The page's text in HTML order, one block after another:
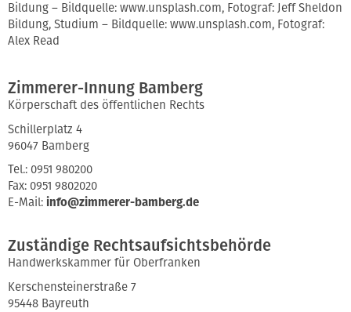
Bildung – Bildquelle: www.unsplash.com, Fotograf: Jeff Sheldon
Bildung, Studium – Bildquelle: www.unsplash.com, Fotograf:
Alex Read
Zimmerer-Innung Bamberg
Körperschaft des öffentlichen Rechts
Schillerplatz 4
96047 Bamberg
Tel.: 0951 980200
Fax: 0951 9802020
E-Mail: info@zimmerer-bamberg.de
Zuständige Rechtsaufsichtsbehörde
Handwerkskammer für Oberfranken
Kerschensteinerstraße 7
95448 Bayreuth